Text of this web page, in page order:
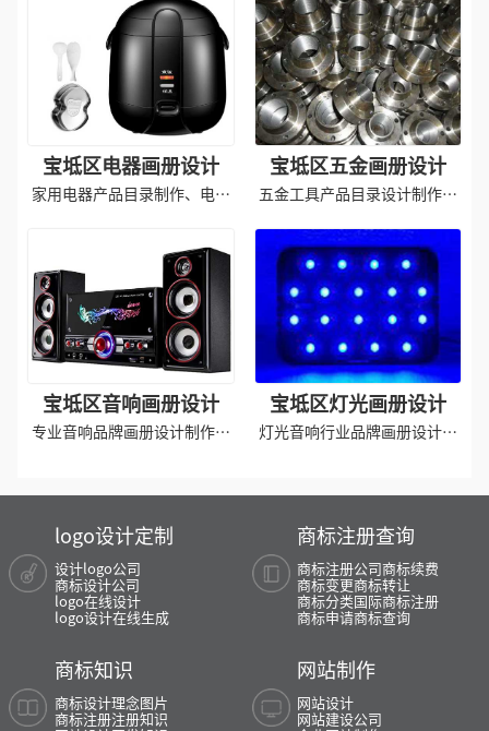
宝坻区电器画册设计
家用电器产品目录制作、电器
宝坻区五金画册设计
五金工具产品目录设计制作排
宝坻区音响画册设计
专业音响品牌画册设计制作排
宝坻区灯光画册设计
灯光音响行业品牌画册设计制
logo设计定制
设计logo公司
商标设计公司
logo在线设计
logo设计在线生成
商标注册查询
商标注册公司商标续费
商标变更商标转让
商标分类国际商标注册
商标申请商标查询
商标知识
商标设计理念图片
商标注册注册知识
网站制作
网站设计
网站建设公司